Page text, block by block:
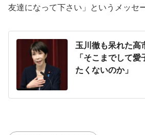
友達になって下さい」というメッセ
玉川徹も呆れた高
「そこまでして
たくないのか」